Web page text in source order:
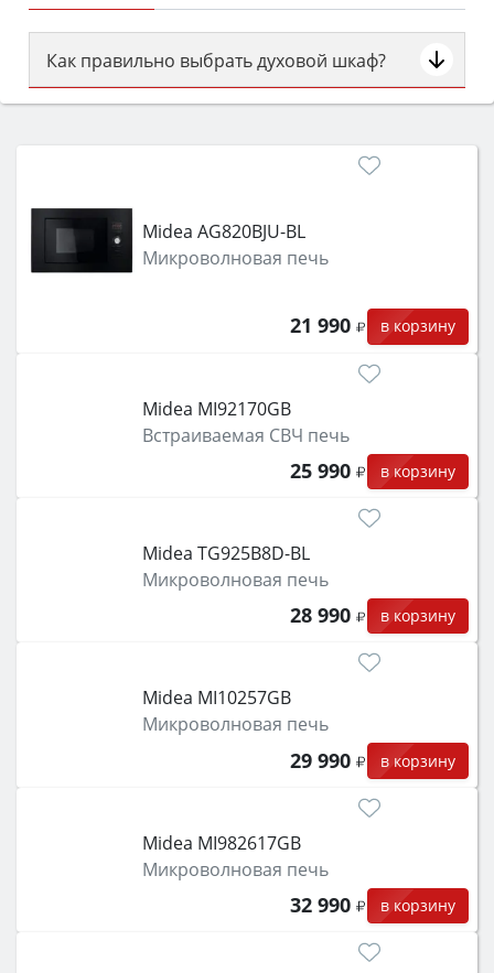
Как правильно выбрать духовой шкаф?
Сначала определитесь с типом (газовый или
затем смотрите на объём 50–70 л для семьи,
функции (конвекция, гриль, самоочистка,
защита от детей).Midea AG820BJU-BL
Микроволновая печь
21 990 в корзину
Midea MI92170GB
Встраиваемая СВЧ печь
25 990 в корзину
Midea TG925B8D-BL
Микроволновая печь
28 990 в корзину
Midea MI10257GB
Микроволновая печь
29 990 в корзину
Midea MI982617GB
Микроволновая печь
32 990 в корзину